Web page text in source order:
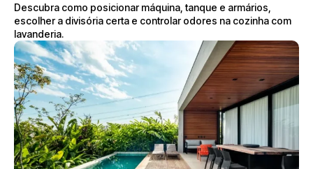
Descubra como posicionar máquina, tanque e armários,
escolher a divisória certa e controlar odores na cozinha com
lavanderia.